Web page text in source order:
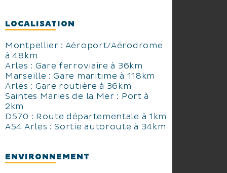
LOCALISATION
Montpellier : Aéroport/Aérodrome
à 48km
Arles : Gare ferroviaire à 36km
Marseille : Gare maritime à 118km
Arles : Gare routière à 36km
Saintes Maries de la Mer : Port à
2km
D570 : Route départementale à 1km
A54 Arles : Sortie autoroute à 34km
ENVIRONNEMENT